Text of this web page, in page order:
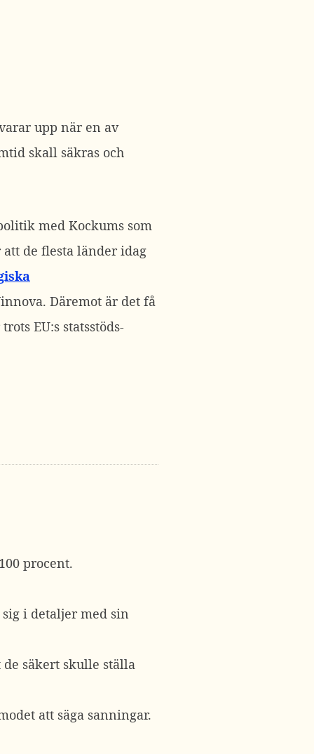
upp när en av
skall säkras och
med Kockums som
de flesta länder idag
Däremot är det få
EU:s statsstöds-
procent.
i detaljer med sin
säkert skulle ställa
att säga sanningar.